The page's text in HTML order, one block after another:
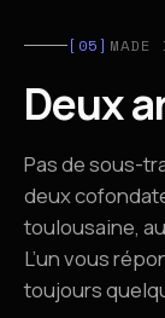
[05]
Deux
Pas de sous-
deux
toulousaine,
L’un vous
toujours